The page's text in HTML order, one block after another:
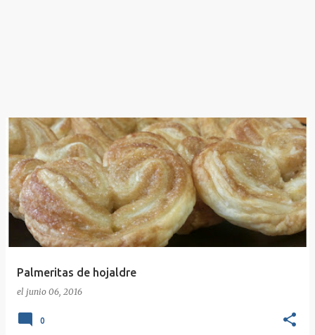
Palmeritas de hojaldre
el junio 06, 2016
0